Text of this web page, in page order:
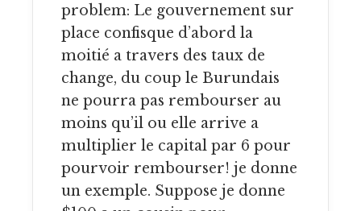
problem: Le gouvernement sur
place confisque d’abord la
moitié a travers des taux de
change, du coup le Burundais
ne pourra pas rembourser au
moins qu’il ou elle arrive a
multiplier le capital par 6 pour
pourvoir rembourser! je donne
un exemple. Suppose je donne